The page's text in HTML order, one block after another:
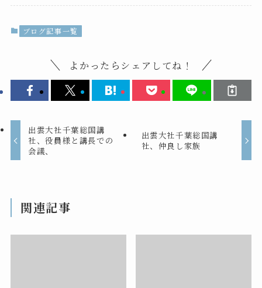
ブログ記事一覧
よかったらシェアしてね！
出雲大社千葉総国講
社、役員様と講長での
会議、
出雲大社千葉総国講
社、仲良し家族
関連記事